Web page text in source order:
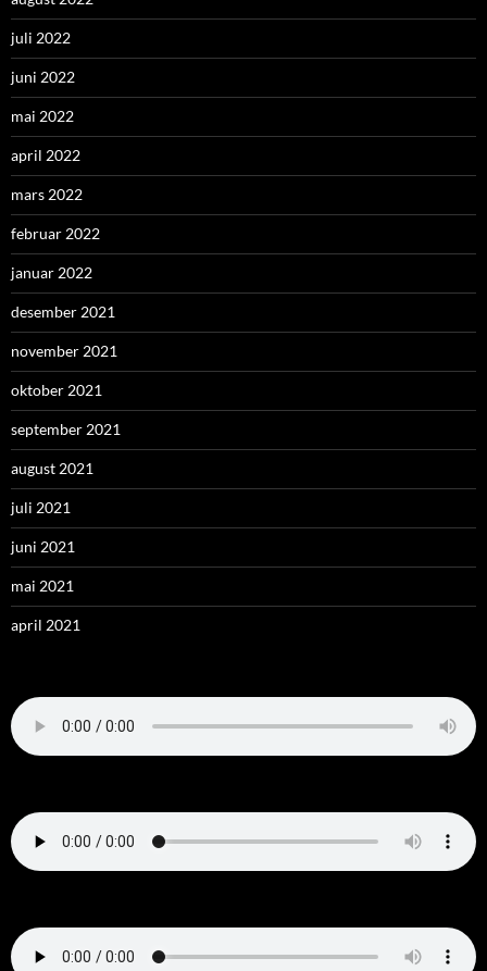
juli 2022
juni 2022
mai 2022
april 2022
mars 2022
februar 2022
januar 2022
desember 2021
november 2021
oktober 2021
september 2021
august 2021
juli 2021
juni 2021
mai 2021
april 2021